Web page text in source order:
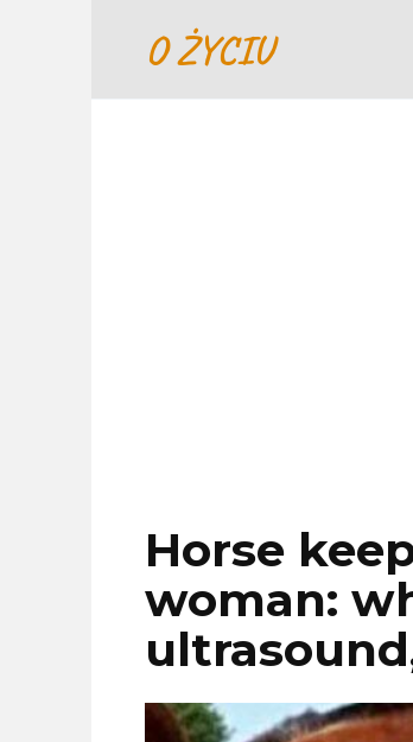
O ŻYCIU
Horse
woman: